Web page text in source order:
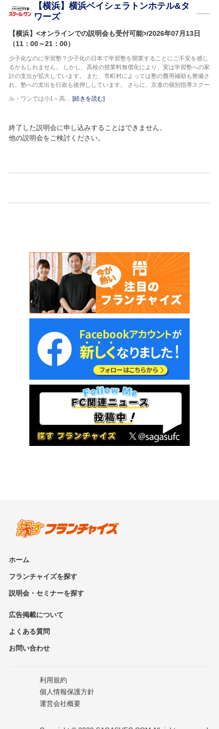
【横浜】横浜ベイシェラトンホテル&タ
ワーズ
【横浜】<オンラインでの説明会も受付可能>/2026年07月13日
（11：00～21：00）
少子化なのに学習塾？少子化の日本で学習塾を開業することにご不安を感じ
るかもしれません。 しかし、高校の授業料無償化により、実は学習塾への家
計の支出が拡大しています。 また、市町村によっては塾の費用補助も整備さ
れ、塾への支出を行政も後押ししています。 さらに、京進の個別指導スクー
ル・ワンでは小1～高… [続きを読む]
終了した説明会に申し込みすることはできません。
他の説明会をご検討ください。
ホーム
フランチャイズを探す
説明会・セミナーを探す
広告掲載について
よくある質問
お問い合わせ
利用規約
個人情報保護方針
運営会社概要